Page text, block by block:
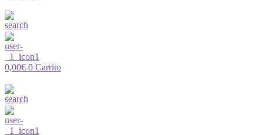
0,00€ 0 Carrito